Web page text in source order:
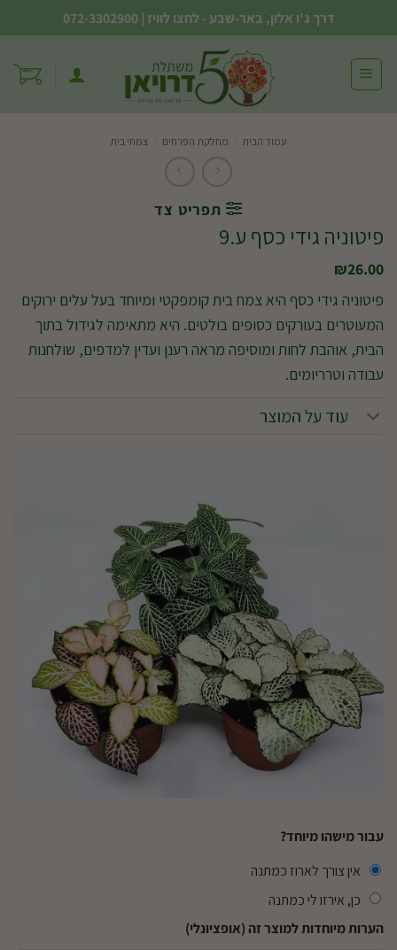
to
content
דרך ג'ו אלון, באר-שבע - לחצו לוויז |
072-3302900
עמוד הבית מחלקת הפרחים צמחי בית
תפריט צד
פיטוניה גידי כסף ע.9
₪26.00
פיטוניה גידי כסף היא צמח בית קומפקטי ומיוחד בעל עלים ירוקים
המעוטרים בעורקים כסופים בולטים. היא מתאימה לגידול בתוך
הבית, אוהבת לחות ומוסיפה מראה רענן ועדין למדפים, שולחנות
עבודה וטרריומים.
עוד על המוצר
עבור מישהו מיוחד?
אין צורך לארוז כמתנה
כן, אירזו לי כמתנה
הערות מיוחדות למוצר זה (אופציונלי)